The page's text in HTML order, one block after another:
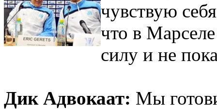
чувствую
что в
силу и не
Дик Адвокаат: Мы